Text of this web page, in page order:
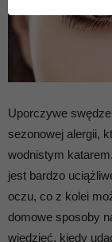
Uporczywe
sezonowej alergii,
wodnistym
jest bardzo
oczu, co z kolei
domowe sposoby
wiedzieć, kiedy